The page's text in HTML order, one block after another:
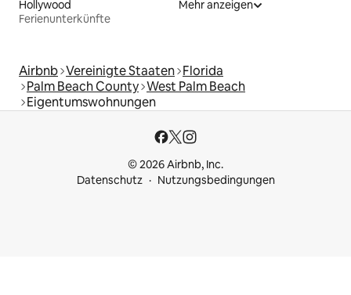
Hollywood
Ferienunterkünfte
Mehr anzeigen
Airbnb Vereinigte Staaten Florida
Palm Beach County West Palm Beach
Eigentumswohnungen
© 2026 Airbnb, Inc.
Datenschutz
Nutzungsbedingungen